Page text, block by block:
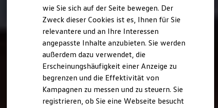
Digitales Bordbuch
Fahrerassistenz- und Sicherheitssysteme
Kontrollleuchten
Batterieverordnung
XTL-Dieselkraftstoff
Ersatzteile und Betriebsflüssigkeiten
Original Zubehör und Lifestyle Produkte
myVolkswagen
myVolkswagen Business
Elektrisch & Autonom
wie Sie sich auf der Seite bewegen. Der
Zweck dieser Cookies ist es, Ihnen für Sie
relevantere und an Ihre Interessen
angepasste Inhalte anzubieten. Sie werden
außerdem dazu verwendet, die
Erscheinungshäufigkeit einer Anzeige zu
begrenzen und die Effektivität von
Kampagnen zu messen und zu steuern. Sie
registrieren, ob Sie eine Webseite besucht